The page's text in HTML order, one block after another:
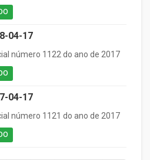
04-17
número 1122 do ano de 2017
04-17
número 1121 do ano de 2017